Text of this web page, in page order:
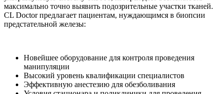
максимально точно выявить подозрительные участки тканей.
CL Doctor предлагает пациентам, нуждающимся в биопсии
предстательной железы:
Новейшее оборудование для контроля проведения
манипуляции
Высокий уровень квалификации специалистов
Эффективную анестезию для обезболивания